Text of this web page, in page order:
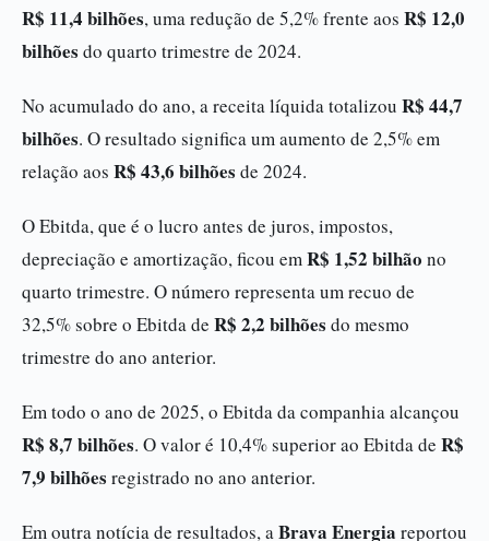
R$ 11,4 bilhões, uma redução de 5,2% frente aos R$ 12,0
bilhões do quarto trimestre de 2024.
No acumulado do ano, a receita líquida totalizou R$ 44,7
bilhões. O resultado significa um aumento de 2,5% em
relação aos R$ 43,6 bilhões de 2024.
O Ebitda, que é o lucro antes de juros, impostos,
depreciação e amortização, ficou emR$ 1,52 bilhão no
quarto trimestre. O número representa um recuo de
32,5% sobre o Ebitda de R$ 2,2 bilhões do mesmo
trimestre do ano anterior.
Em todo o ano de 2025, o Ebitda da companhia alcançou
R$ 8,7 bilhões. O valor é 10,4% superior ao Ebitda de R$
7,9 bilhões registrado no ano anterior.
Em outra notícia de resultados, aBrava Energia reportou